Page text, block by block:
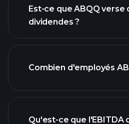
rapports financiers
Est-ce que ABQQ verse
dividendes ?
Combien d'employés
Qu'est-ce que l'EBITDA